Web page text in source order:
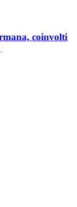
coinvolti